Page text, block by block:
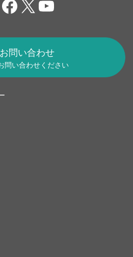
Facebook
X YouTube
お問い合わせ
問い合わせください